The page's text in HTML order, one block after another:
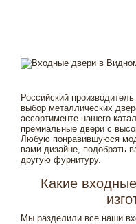
Российский
выбор металлических
ассортименте нашего
премиальные двери с
Любую понравившуюся
вами дизайне, подобрать
другую фурнитуру.
Какие
Мы разделили все наши